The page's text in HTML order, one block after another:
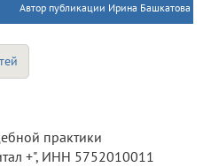
Автор публикации Ирина Башкатова
+", ИНН 5752010011